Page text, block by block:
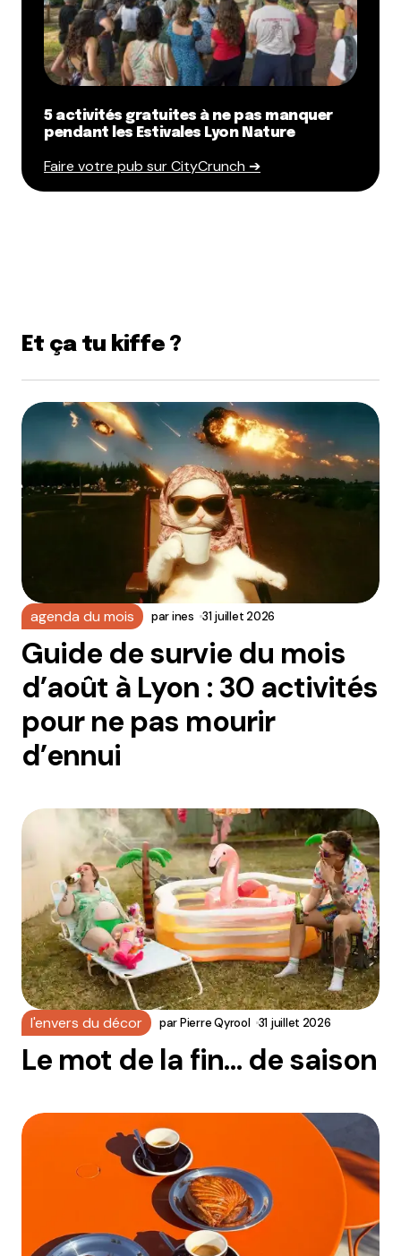
5 activités gratuites à ne pas manquer
pendant les Estivales Lyon Nature
Faire votre pub sur CityCrunch ➔
Et ça tu kiffe ?
agenda du mois parines 31 juillet 2026
Guide de survie du mois
d’août à Lyon : 30 activités
pour ne pas mourir
d’ennui
l'envers du décor parPierre Qyrool 31 juillet 2026
Le mot de la fin… de saison